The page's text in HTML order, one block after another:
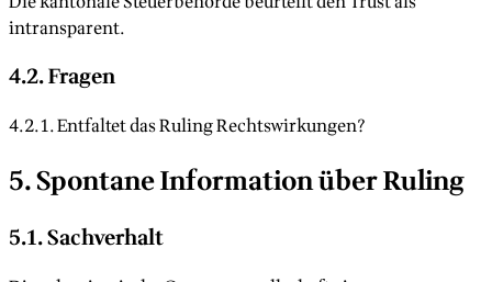
intransparent.
4.2. Fragen
4.2.1. Entfaltet das Ruling Rechtswirkungen?
5. Spontane Information über Ruling
5.1. Sachverhalt